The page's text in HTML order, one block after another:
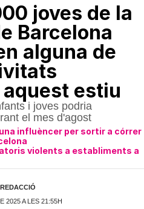
joves de la
Barcelona
alguna de
estiu
i joves podria
el mes d'agost
influèncer per sortir a córrer
violents a establiments a
REDACCIÓ
2025 A LES 21:55H